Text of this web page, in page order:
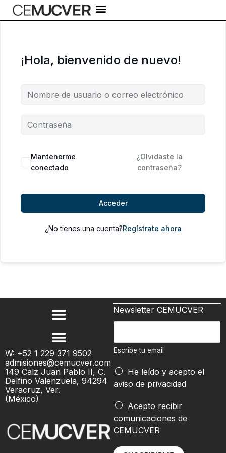
al
¡Hola, bienvenido de nuevo!
Alternative:
Mantenerme
conectado
¿Olvidaste la
contraseña?
Acceder
¿No tienes una cuenta?Regístrate ahora
W: +52 1 229 371 9502
admisiones@cemucver.com
149 Calz Juan Pablo II, C.
Delfino Valenzuela, 94294
Veracruz, Ver.
(México)
Newsletter CEMUCVER
c
i
b
e
u
e
m
Escribe tu email
He leído y acepto el
aviso de privacidad
*
s
r
Acepto recibir
comunicaciones de
CEMUCVER